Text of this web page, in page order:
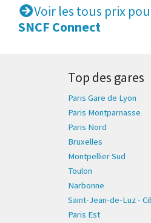
Voir les tous prix
SNCF Connect
Top des gares
Paris Gare de Lyon
Paris Montparnasse
Paris Nord
Bruxelles
Montpellier Sud
Toulon
Narbonne
Saint-Jean-de-Luz -
Paris Est